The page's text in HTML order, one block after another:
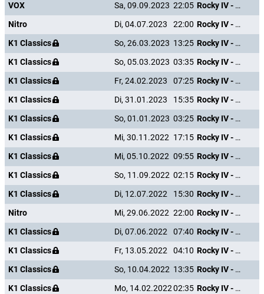
VOX
Sa, 09.09.2023 22:05
Rocky IV - Der Kampf des Jahrhunderts
Nitro
Di, 04.07.2023 22:00
Rocky IV - Der Kampf des Jahrhunderts
K1 Classics
So, 26.03.2023 13:25
Rocky IV - Der Kampf des Jahrhunderts
K1 Classics
So, 05.03.2023 03:35
Rocky IV - Der Kampf des Jahrhunderts
K1 Classics
Fr, 24.02.2023 07:25
Rocky IV - Der Kampf des Jahrhunderts
K1 Classics
Di, 31.01.2023 15:35
Rocky IV - Der Kampf des Jahrhunderts
K1 Classics
So, 01.01.2023 03:25
Rocky IV - Der Kampf des Jahrhunderts
K1 Classics
Mi, 30.11.2022 17:15
Rocky IV - Der Kampf des Jahrhunderts
K1 Classics
Mi, 05.10.2022 09:55
Rocky IV - Der Kampf des Jahrhunderts
K1 Classics
So, 11.09.2022 02:15
Rocky IV - Der Kampf des Jahrhunderts
K1 Classics
Di, 12.07.2022 15:30
Rocky IV - Der Kampf des Jahrhunderts
Nitro
Mi, 29.06.2022 22:00
Rocky IV - Der Kampf des Jahrhunderts
K1 Classics
Di, 07.06.2022 07:40
Rocky IV - Der Kampf des Jahrhunderts
K1 Classics
Fr, 13.05.2022 04:10
Rocky IV - Der Kampf des Jahrhunderts
K1 Classics
So, 10.04.2022 13:35
Rocky IV - Der Kampf des Jahrhunderts
K1 Classics
Mo, 14.02.202202:35
Rocky IV - Der Kampf des Jahrhunderts